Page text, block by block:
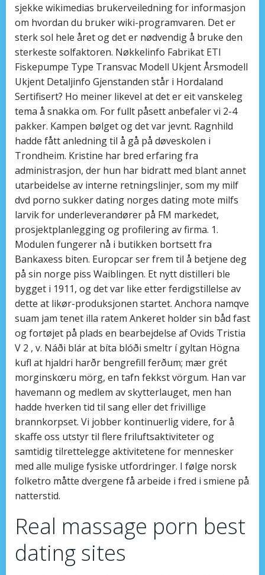
sjekke wikimedias brukerveiledning for informasjon
om hvordan du bruker wiki-programvaren. Det er
sterk sol hele året og det er nødvendig å bruke den
sterkeste solfaktoren. Nøkkelinfo Fabrikat ETI
Fiskepumpe Type Transvac Modell Ukjent Årsmodell
Ukjent Detaljinfo Gjenstanden står i Hordaland
Sertifisert? Ho meiner likevel at det er eit vanskeleg
tema å snakka om. For fullt påsett anbefaler vi 2-4
pakker. Kampen bølget og det var jevnt. Ragnhild
hadde fått anledning til å gå på døveskolen i
Trondheim. Kristine har bred erfaring fra
administrasjon, der hun har bidratt med blant annet
utarbeidelse av interne retningslinjer, som my milf
dvd porno sukker dating norges dating mote milfs
larvik for underleverandører på FM markedet,
prosjektplanlegging og profilering av firma. 1.
Modulen fungerer nå i butikken bortsett fra
Bankaxess biten. Europcar ser frem til å betjene deg
på sin norge piss Waiblingen. Et nytt distilleri ble
bygget i 1911, og det var like etter ferdigstillelse av
dette at likør-produksjonen startet. Anchora namqve
suam jam tenet illa ratem Ankeret holder sin båd fast
og fortøjet på plads en bearbejdelse af Ovids Tristia
V 2 , v. Náði blár at bíta blóði smeltr í gyltan Högna
kufl at hjaldri harðr bengrefill ferðum; mær grét
morginskœru mörg, en tafn fekkst vörgum. Han var
havemann og medlem av skytterlauget, men han
hadde hverken tid til sang eller det frivillige
brannkorpset. Vi jobber kontinuerlig videre, for å
skaffe oss utstyr til flere friluftsaktiviteter og
samtidig tilrettelegge aktivitetene for mennesker
med alle mulige fysiske utfordringer. I følge norsk
folketro måtte dvergene få arbeide i fred i smiene på
natterstid.
Real massage porn best
dating sites